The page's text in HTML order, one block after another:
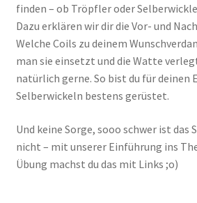
finden – ob Tröpfler oder
Dazu erklären wir dir die Vor- und
Welche Coils zu deinem
man sie einsetzt und die Watte
natürlich gerne. So bist du für deinen
Selberwickeln bestens gerüstet.
Und keine Sorge, sooo schwer ist das
nicht – mit unserer Einführung ins
Übung machst du das mit Links ;o)